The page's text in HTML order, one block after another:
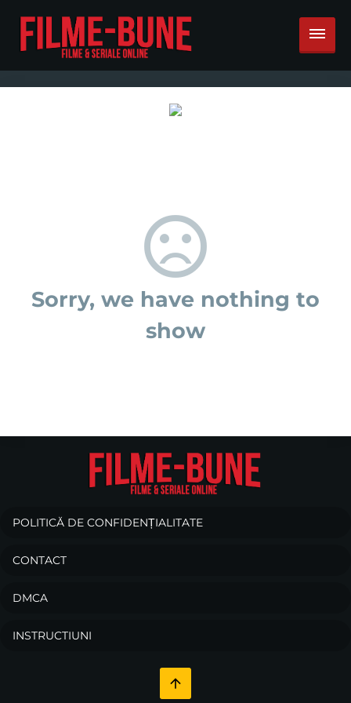
Sorry, we have nothing to
show
POLITICĂ DE CONFIDENȚIALITATE
CONTACT
DMCA
INSTRUCTIUNI